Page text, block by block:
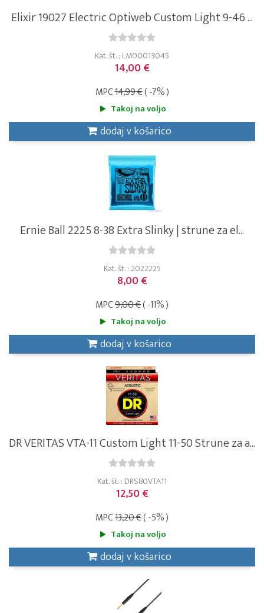
Elixir 19027 Electric Optiweb Custom Light 9-46 ...
Kat. št. : LM00013045
14,00 €
MPC14,99 €( -7% )
Takoj na voljo
dodaj v košarico
Ernie Ball 2225 8-38 Extra Slinky | strune za el...
Kat. št. : 2022225
8,00 €
MPC9,00 €( -11% )
Takoj na voljo
dodaj v košarico
DR VERITAS VTA-11 Custom Light 11-50 Strune za a...
Kat. št. : DRS80VTA11
12,50 €
MPC13,20 €( -5% )
Takoj na voljo
dodaj v košarico